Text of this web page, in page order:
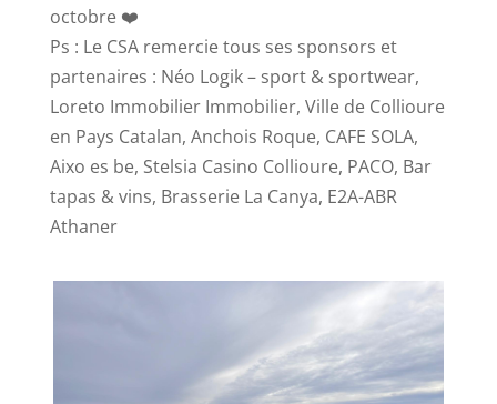
octobre ❤️
Ps : Le CSA remercie tous ses sponsors et
partenaires : Néo Logik – sport & sportwear,
Loreto Immobilier Immobilier, Ville de Collioure
en Pays Catalan, Anchois Roque, CAFE SOLA,
Aixo es be, Stelsia Casino Collioure, PACO, Bar
tapas & vins, Brasserie La Canya, E2A-ABR
Athaner